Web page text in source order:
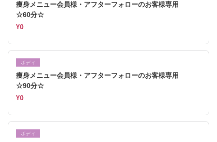
痩身メニュー会員様・アフターフォローのお客様専用
☆60分☆
¥0
ボディ
痩身メニュー会員様・アフターフォローのお客様専用
☆90分☆
¥0
ボディ